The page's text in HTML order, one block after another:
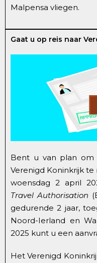
Malpensa vliegen.
Gaat u op reis naar
Bent u van plan om
Verenigd Koninkrijk
woensdag 2 april
Travel Authorisation
gedurende 2 jaar,
Noord-Ierland en
2025 kunt u een
Het Verenigd